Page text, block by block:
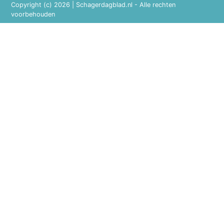
Copyright (c) 2026 | Schagerdagblad.nl - Alle rechten
voorbehouden